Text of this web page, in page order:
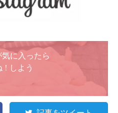
に入ったら
! しよう